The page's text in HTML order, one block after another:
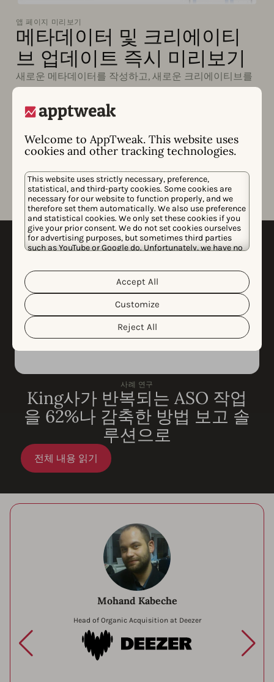
Welcome to AppTweak. This website uses
cookies and other tracking technologies.
This website uses strictly necessary, preference,
statistical, and third-party cookies. Some cookies are
necessary for our website to function properly, and we
therefore set them automatically. We also use preference
and statistical cookies. We only set these cookies if you
give your prior consent. We do not set cookies ourselves
for advertising purposes, but sometimes third parties
such as YouTube or Google do. Unfortunately, we have no
personal data and the different cookies we use, please
read our
Cookie Policy&Privacy Policy
customize your cookie settings and preferences by
clicking the “Customize” button.
Reject All
Customize
Accept All
앱 페이지 미리보기
메타데이터 및 크리에이티
브 업데이트 즉시 미리보기
새로운 메타데이터를 작성하고, 새로운 크리에이티브를
표시될 앱 페이지의 모습을 즉시 미리보기하십시오.
검색 결과에서 새로운 앱 페이지 이 눈에 띄는지 미리 보
고 싶으신가요? 라이브 검색 에서 클릭 한 번으로 확인해
사례 연구
King사가 반복되는 ASO 작업
을 62%나 감축한 방법 보고 솔
루션으로
전체 내용 읽기
Mohand Kabeche
Head of Organic Acquisition at Deezer
Deezer